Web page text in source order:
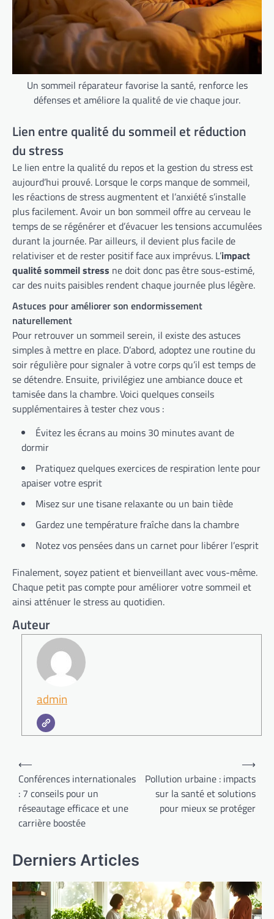
Un sommeil réparateur favorise la santé, renforce les
défenses et améliore la qualité de vie chaque jour.
Lien entre qualité du sommeil et réduction
du stress
Le lien entre la qualité du repos et la gestion du stress est
aujourd’hui prouvé. Lorsque le corps manque de sommeil,
les réactions de stress augmentent et l’anxiété s’installe
plus facilement. Avoir un bon sommeil offre au cerveau le
temps de se régénérer et d’évacuer les tensions accumulées
durant la journée. Par ailleurs, il devient plus facile de
relativiser et de rester positif face aux imprévus. L’impact
qualité sommeil stress ne doit donc pas être sous-estimé,
car des nuits paisibles rendent chaque journée plus légère.
Astuces pour améliorer son endormissement
naturellement
Pour retrouver un sommeil serein, il existe des astuces
simples à mettre en place. D’abord, adoptez une routine du
soir régulière pour signaler à votre corps qu’il est temps de
se détendre. Ensuite, privilégiez une ambiance douce et
tamisée dans la chambre. Voici quelques conseils
supplémentaires à tester chez vous :
Évitez les écrans au moins 30 minutes avant de
dormir
Pratiquez quelques exercices de respiration lente pour
apaiser votre esprit
Misez sur une tisane relaxante ou un bain tiède
Gardez une température fraîche dans la chambre
Notez vos pensées dans un carnet pour libérer l’esprit
Finalement, soyez patient et bienveillant avec vous-même.
Chaque petit pas compte pour améliorer votre sommeil et
ainsi atténuer le stress au quotidien.
Auteur
admin
Navigation
de
l’article
⟵
Conférences internationales
: 7 conseils pour un
réseautage efficace et une
carrière boostée
Pollution urbaine : impacts
sur la santé et solutions
pour mieux se protéger
⟶
Derniers Articles